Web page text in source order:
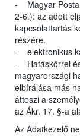
- Magyar Posta
2-6.): az adott
kapcsolattartás
részére.
- elektronikus
- Hatáskörrel
magyarországi
elbírálása más
átteszi a
az Ákr. 17. §-a
Az Adatkezelő